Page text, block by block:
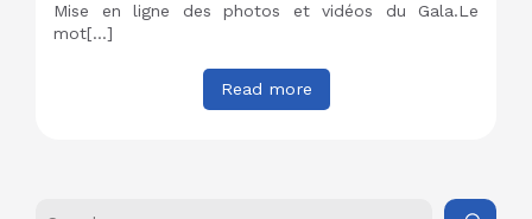
Mise en ligne des photos et vidéos du Gala.Le
mot[…]
Read more